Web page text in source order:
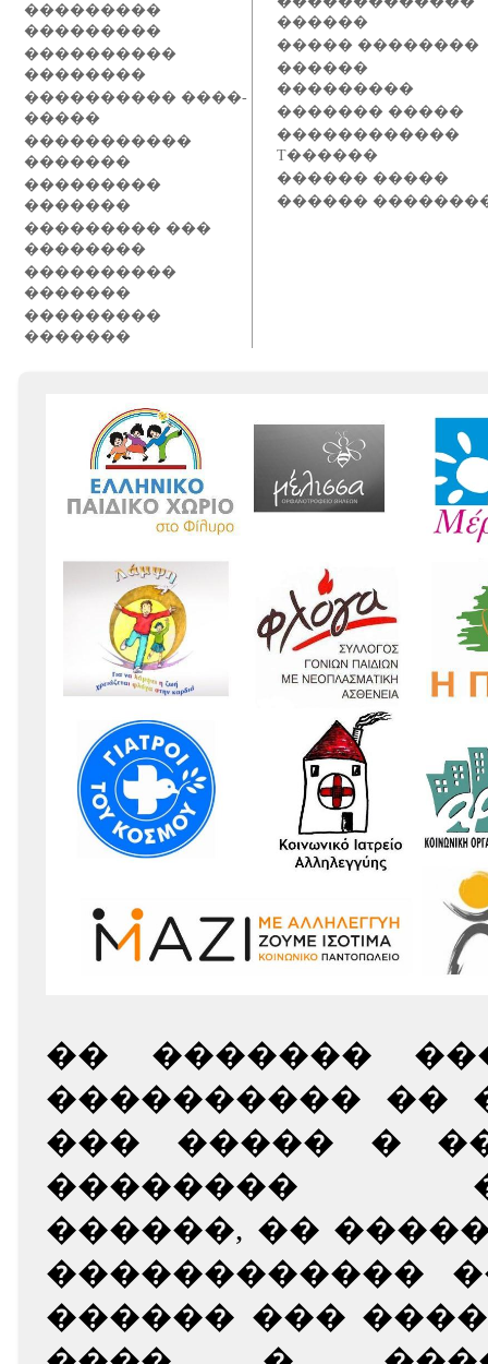
���������
���������
����������
��������
���������� ����-
�����
�����������
�������
���������
�������
��������� ���
��������
����������
�������
���������
�������
������
����� ��������
������
���������
������� �����
������������
T������
������ �����
������
�� �������
���������� ��
��� ����� �
��������
������, ��
������������
������ ���